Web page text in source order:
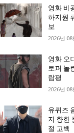
영화 비
하지원
보
2026년 08
영화 오
토퍼 놀
람평
2026년 08
유퀴즈
지 향한
절 고백